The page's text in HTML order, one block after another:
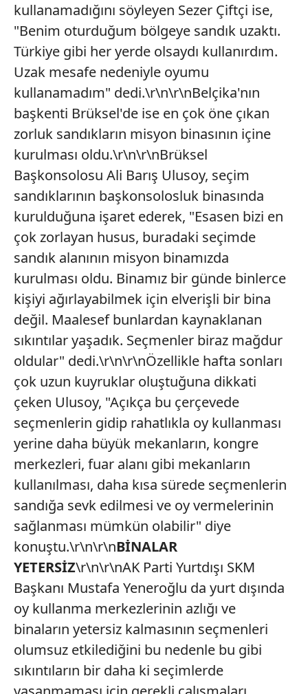
kullanamadığını söyleyen Sezer Çiftçi ise,
"Benim oturduğum bölgeye sandık uzaktı.
Türkiye gibi her yerde olsaydı kullanırdım.
Uzak mesafe nedeniyle oyumu
kullanamadım" dedi.\r\n\r\nBelçika'nın
başkenti Brüksel'de ise en çok öne çıkan
zorluk sandıkların misyon binasının içine
kurulması oldu.\r\n\r\nBrüksel
Başkonsolosu Ali Barış Ulusoy, seçim
sandıklarının başkonsolosluk binasında
kurulduğuna işaret ederek, "Esasen bizi en
çok zorlayan husus, buradaki seçimde
sandık alanının misyon binamızda
kurulması oldu. Binamız bir günde binlerce
kişiyi ağırlayabilmek için elverişli bir bina
değil. Maalesef bunlardan kaynaklanan
sıkıntılar yaşadık. Seçmenler biraz mağdur
oldular" dedi.\r\n\r\nÖzellikle hafta sonları
çok uzun kuyruklar oluştuğuna dikkati
çeken Ulusoy, "Açıkça bu çerçevede
seçmenlerin gidip rahatlıkla oy kullanması
yerine daha büyük mekanların, kongre
merkezleri, fuar alanı gibi mekanların
kullanılması, daha kısa sürede seçmenlerin
sandığa sevk edilmesi ve oy vermelerinin
sağlanması mümkün olabilir" diye
konuştu.\r\n\r\nBİNALAR
YETERSİZ\r\n\r\nAK Parti Yurtdışı SKM
Başkanı Mustafa Yeneroğlu da yurt dışında
oy kullanma merkezlerinin azlığı ve
binaların yetersiz kalmasının seçmenleri
olumsuz etkilediğini bu nedenle bu gibi
sıkıntıların bir daha ki seçimlerde